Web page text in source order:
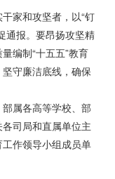
家和攻坚者，以“钉
通报。要昂扬攻坚精
编制“十五五”教育
守廉洁底线，确保
属各高等学校、部
司局和直属单位主
作领导小组成员单